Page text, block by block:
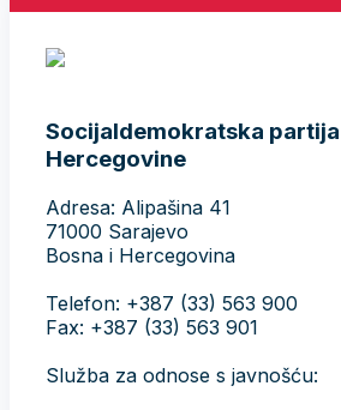
Socijaldemokratska partija
Hercegovine
Adresa: Alipašina 41
71000 Sarajevo
Bosna i Hercegovina
Telefon: +387 (33) 563 900
Fax: +387 (33) 563 901
Služba za odnose s javnošću: